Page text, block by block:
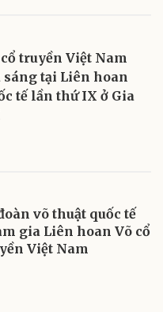
truyền Việt Nam
sáng tại Liên hoan
tế lần thứ IX ở Gia
võ thuật quốc tế
gia Liên hoan Võ cổ
Việt Nam